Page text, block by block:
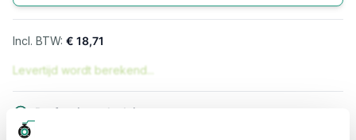
€ 18,71
Levertijd wordt berekend...
Professioneel advies